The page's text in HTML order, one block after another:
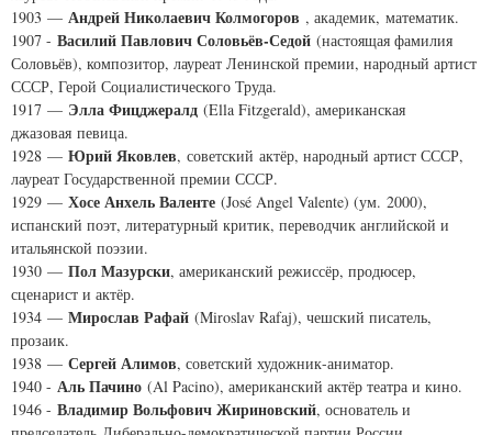
1903 — Андрей Николаевич Колмогоров , академик, математик.
1907 - Василий Павлович Соловьёв-Седой (настоящая фамилия
Соловьёв), композитор, лауреат Ленинской премии, народный артист
СССР, Герой Социалистического Труда.
1917 — Элла Фицджералд (Ella Fitzgerald), американская
джазовая певица.
1928 — Юрий Яковлев, советский актёр, народный артист СССР,
лауреат Государственной премии СССР.
1929 — Хосе Анхель Валенте (José Angel Valente) (ум. 2000),
испанский поэт, литературный критик, переводчик английской и
итальянской поэзии.
1930 — Пол Мазурски, американский режиссёр, продюсер,
сценарист и актёр.
1934 — Мирослав Рафай (Miroslav Rafaj), чешский писатель,
прозаик.
1938 — Сергей Алимов, советский художник-аниматор.
1940 - Аль Пачино (Al Pacino), американский актёр театра и кино.
1946 - Владимир Вольфович Жириновский, основатель и